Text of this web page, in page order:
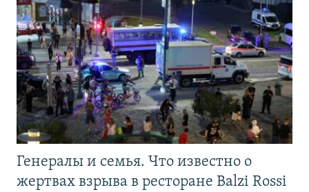
Генералы и семья. Что известно о
жертвах взрыва в ресторане Balzi Rossi